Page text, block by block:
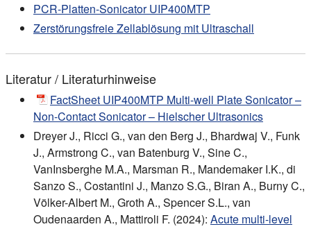
PCR-Platten-Sonicator UIP400MTP
Zerstörungsfreie Zellablösung mit Ultraschall
Literatur / Literaturhinweise
FactSheet UIP400MTP Multi-well Plate Sonicator –
Non-Contact Sonicator – Hielscher Ultrasonics
Dreyer J., Ricci G., van den Berg J., Bhardwaj V., Funk
J., Armstrong C., van Batenburg V., Sine C.,
VanInsberghe M.A., Marsman R., Mandemaker I.K., di
Sanzo S., Costantini J., Manzo S.G., Biran A., Burny C.,
Völker-Albert M., Groth A., Spencer S.L., van
Oudenaarden A., Mattiroli F. (2024): Acute multi-level